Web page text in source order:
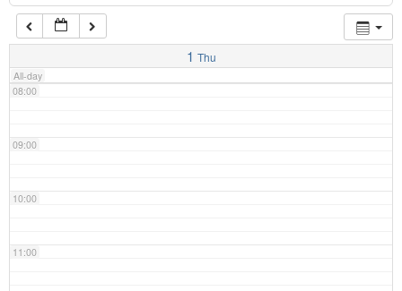
1 Thu
All-day
07:00
08:00
09:00
10:00
11:00